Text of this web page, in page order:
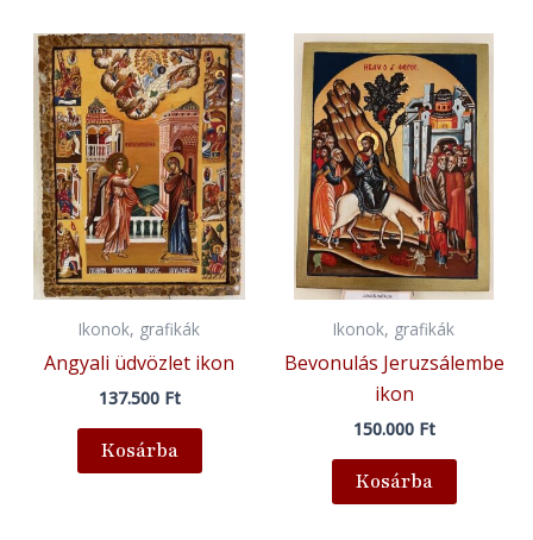
Ikonok, grafikák
Angyali üdvözlet ikon
137.500 Ft
Kosárba
Ikonok, grafikák
Bevonulás Jeruzsálembe
ikon
150.000 Ft
Kosárba